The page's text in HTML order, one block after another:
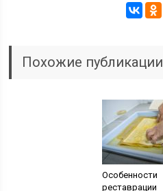
Похожие публикации
Особенности
реставрации